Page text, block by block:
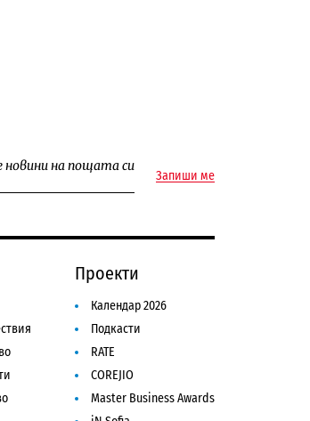
на пощата си
Запиши ме
Проекти
Календар 2026
Подкасти
RATE
COREJIO
Master Business Awards